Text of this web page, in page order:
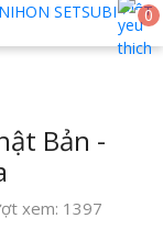
0
Bản -
xem: 1397